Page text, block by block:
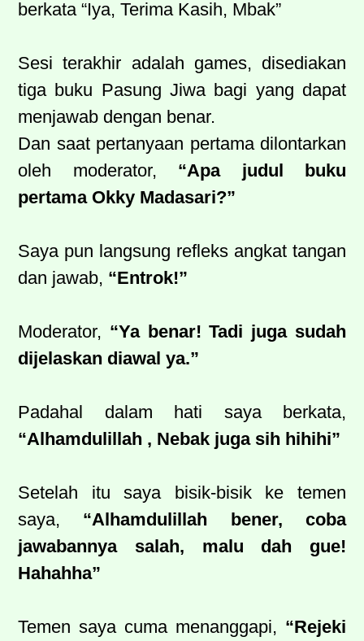
berkata “Iya, Terima Kasih, Mbak”
Sesi terakhir adalah games, disediakan
tiga buku Pasung Jiwa bagi yang dapat
menjawab dengan benar.
Dan saat pertanyaan pertama dilontarkan
oleh moderator, “Apa judul buku
pertama Okky Madasari?”
Saya pun langsung refleks angkat tangan
dan jawab, “Entrok!”
Moderator, “Ya benar! Tadi juga sudah
dijelaskan diawal ya.”
Padahal dalam hati saya berkata,
“Alhamdulillah , Nebak juga sih hihihi”
Setelah itu saya bisik-bisik ke temen
saya, “Alhamdulillah bener, coba
jawabannya salah, malu dah gue!
Hahahha”
Temen saya cuma menanggapi, “Rejeki